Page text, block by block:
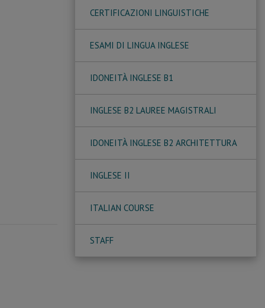
CERTIFICAZIONI LINGUISTICHE
ESAMI DI LINGUA INGLESE
IDONEITÀ INGLESE B1
INGLESE B2 LAUREE MAGISTRALI
IDONEITÀ INGLESE B2 ARCHITETTURA
INGLESE II
ITALIAN COURSE
STAFF